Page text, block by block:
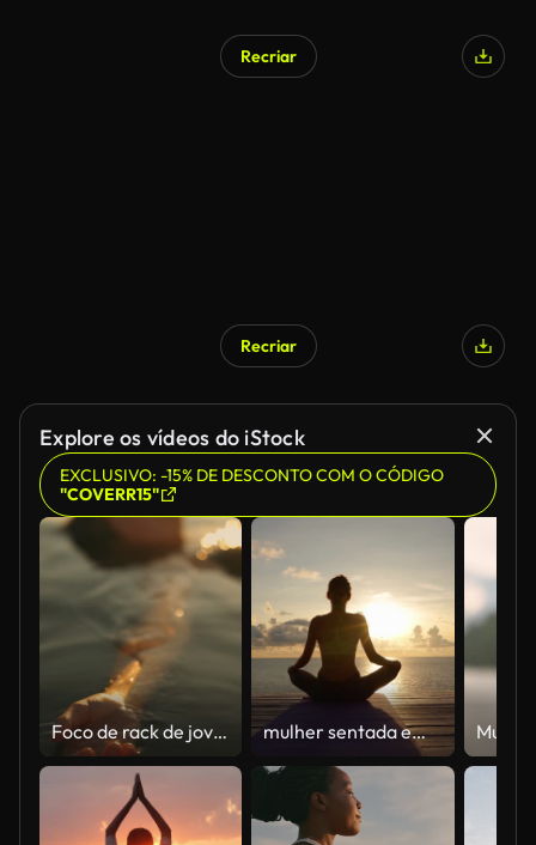
Recriar
Recriar
Explore os vídeos do iStock
EXCLUSIVO: -15% DE DESCONTO COM O CÓDIGO
"COVERR15"
Foco de rack de jovem relaxada em trajes de banho flutuando no mar durante o pôr do sol mulher sentada em posição de lótus